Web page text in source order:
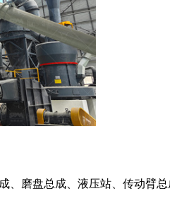
、磨盘总成、液压站、传动臂